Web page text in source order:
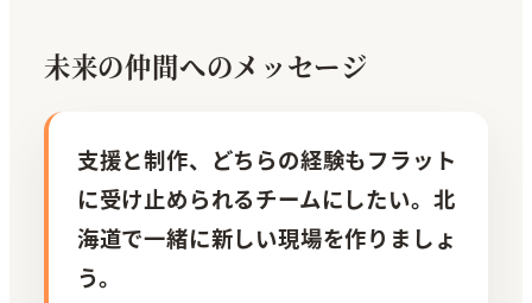
未来の仲間へのメッセージ
支援と制作、どちらの経験もフラット
に受け止められるチームにしたい。北
海道で一緒に新しい現場を作りましょ
う。